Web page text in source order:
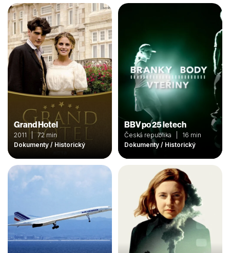
Grand Hotel
2011 | 72 min
Dokumenty / Historický
BBV po 25 letech
Česká republika | 16 min
Dokumenty / Historický